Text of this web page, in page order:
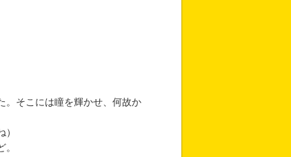
。そこには瞳を輝かせ、何故か